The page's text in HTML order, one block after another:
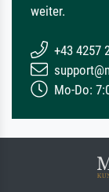
weiter.
+43 4257
Mo-Do: